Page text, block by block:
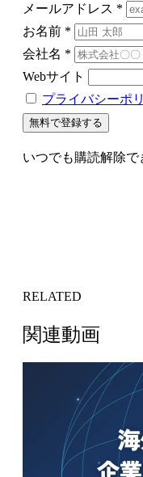
メールアドレス *
お名前 *
会社名 *
Webサイト
プライバシーポ
無料で登録する
いつでも購読解除で
RELATED
関連動画